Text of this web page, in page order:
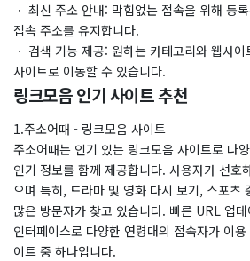
ㆍ 최신 주소 안내: 막힘없는 접속을 위해 등
접속 주소를 유지합니다.
ㆍ 검색 기능 제공: 원하는 카테고리와 웹사
사이트로 이동할 수 있습니다.
링크모음 인기 사이트 추천
1.주소어때 - 링크모음 사이트
주소어때는 인기 있는 링크모음 사이트로 다
인기 정보를 함께 제공합니다. 사용자가 선호
으며 특히, 드라마 및 영화 다시 보기, 스포츠
많은 방문자가 찾고 있습니다. 빠른 URL 업
인터페이스로 다양한 연령대의 접속자가 이
이트 중 하나입니다.